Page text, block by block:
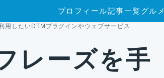
プロフィール記事一覧グルメ
用したいDTMプラグインやウェブサービス
レーズを手